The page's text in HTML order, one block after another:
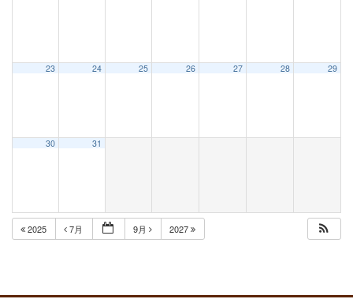
23 24 25 26 27 28 29
30 31
2025 7月 9月 2027